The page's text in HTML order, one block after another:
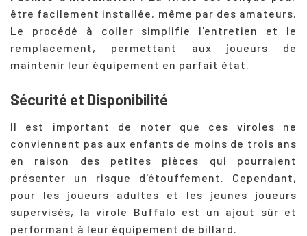
être facilement installée, même par des amateurs.
Le procédé à coller simplifie l'entretien et le
remplacement, permettant aux joueurs de
maintenir leur équipement en parfait état.
Sécurité et Disponibilité
Il est important de noter que ces viroles ne
conviennent pas aux enfants de moins de trois ans
en raison des petites pièces qui pourraient
présenter un risque d'étouffement. Cependant,
pour les joueurs adultes et les jeunes joueurs
supervisés, la virole Buffalo est un ajout sûr et
performant à leur équipement de billard.